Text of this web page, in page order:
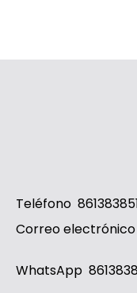
Teléfono
Correo electrónico
WhatsApp